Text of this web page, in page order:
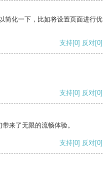
简化一下，比如将设置页面进行优
支持[0] 反对[0]
支持[0] 反对[0]
来了无限的流畅体验。
支持[0] 反对[0]